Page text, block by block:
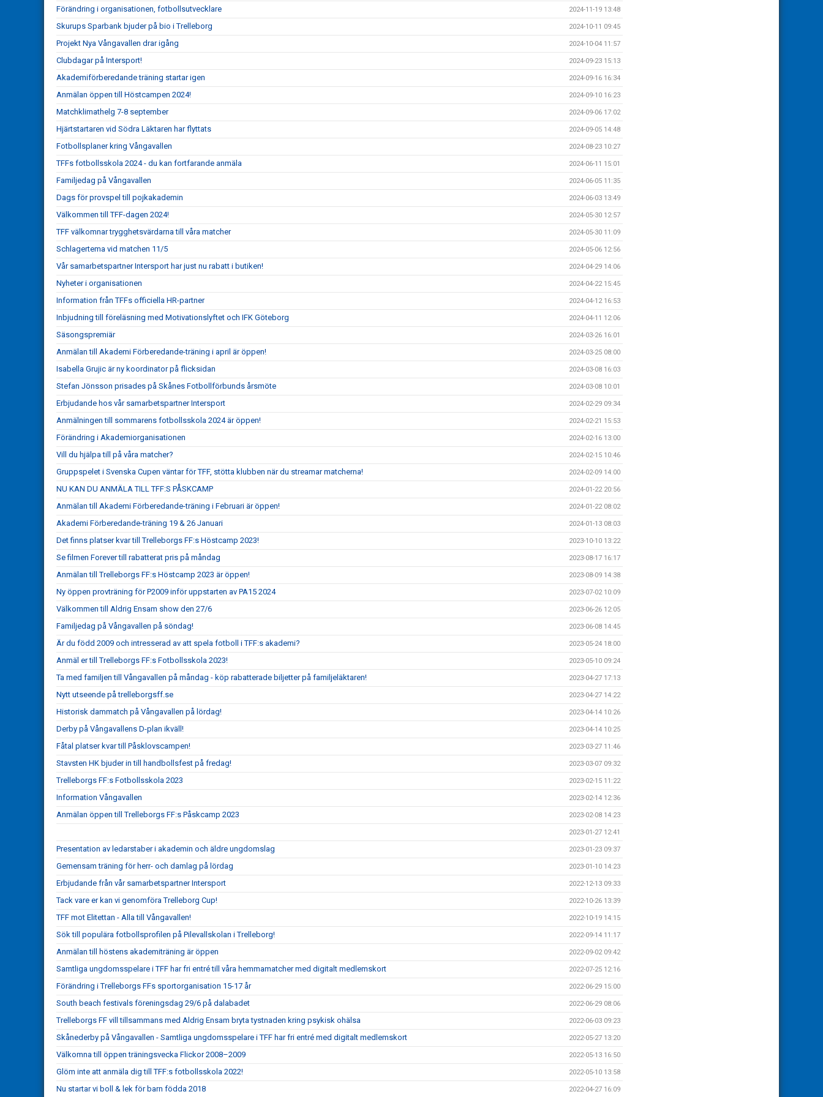
Förändring i organisationen, fotbollsutvecklare 2024-11-19 13:48
Skurups Sparbank bjuder på bio i Trelleborg 2024-10-11 09:45
Projekt Nya Vångavallen drar igång 2024-10-04 11:57
Clubdagar på Intersport! 2024-09-23 15:13
Akademiförberedande träning startar igen 2024-09-16 16:34
Anmälan öppen till Höstcampen 2024! 2024-09-10 16:23
Matchklimathelg 7-8 september 2024-09-06 17:02
Hjärtstartaren vid Södra Läktaren har flyttats 2024-09-05 14:48
Fotbollsplaner kring Vångavallen 2024-08-23 10:27
TFFs fotbollsskola 2024 - du kan fortfarande anmäla 2024-06-11 15:01
Familjedag på Vångavallen 2024-06-05 11:35
Dags för provspel till pojkakademin 2024-06-03 13:49
Välkommen till TFF-dagen 2024! 2024-05-30 12:57
TFF välkomnar trygghetsvärdarna till våra matcher 2024-05-30 11:09
Schlagertema vid matchen 11/5 2024-05-06 12:56
Vår samarbetspartner Intersport har just nu rabatt i butiken! 2024-04-29 14:06
Nyheter i organisationen 2024-04-22 15:45
Information från TFFs officiella HR-partner 2024-04-12 16:53
Inbjudning till föreläsning med Motivationslyftet och IFK Göteborg 2024-04-11 12:06
Säsongspremiär 2024-03-26 16:01
Anmälan till Akademi Förberedande-träning i april är öppen! 2024-03-25 08:00
Isabella Grujic är ny koordinator på flicksidan 2024-03-08 16:03
Stefan Jönsson prisades på Skånes Fotbollförbunds årsmöte 2024-03-08 10:01
Erbjudande hos vår samarbetspartner Intersport 2024-02-29 09:34
Anmälningen till sommarens fotbollsskola 2024 är öppen! 2024-02-21 15:53
Förändring i Akademiorganisationen 2024-02-16 13:00
Vill du hjälpa till på våra matcher? 2024-02-15 10:46
Gruppspelet i Svenska Cupen väntar för TFF, stötta klubben när du streamar matcherna! 2024-02-09 14:00
NU KAN DU ANMÄLA TILL TFF:S PÅSKCAMP 2024-01-22 20:56
Anmälan till Akademi Förberedande-träning i Februari är öppen! 2024-01-22 08:02
Akademi Förberedande-träning 19 & 26 Januari 2024-01-13 08:03
Det finns platser kvar till Trelleborgs FF:s Höstcamp 2023! 2023-10-10 13:22
Se filmen Forever till rabatterat pris på måndag 2023-08-17 16:17
Anmälan till Trelleborgs FF:s Höstcamp 2023 är öppen! 2023-08-09 14:38
Ny öppen provträning för P2009 inför uppstarten av PA15 2024 2023-07-02 10:09
Välkommen till Aldrig Ensam show den 27/6 2023-06-26 12:05
Familjedag på Vångavallen på söndag! 2023-06-08 14:45
Är du född 2009 och intresserad av att spela fotboll i TFF:s akademi? 2023-05-24 18:00
Anmäl er till Trelleborgs FF:s Fotbollsskola 2023! 2023-05-10 09:24
Ta med familjen till Vångavallen på måndag - köp rabatterade biljetter på familjeläktaren! 2023-04-27 17:13
Nytt utseende på trelleborgsff.se 2023-04-27 14:22
Historisk dammatch på Vångavallen på lördag! 2023-04-14 10:26
Derby på Vångavallens D-plan ikväll! 2023-04-14 10:25
Fåtal platser kvar till Påsklovscampen! 2023-03-27 11:46
Stavsten HK bjuder in till handbollsfest på fredag! 2023-03-07 09:32
Trelleborgs FF:s Fotbollsskola 2023 2023-02-15 11:22
Information Vångavallen 2023-02-14 12:36
Anmälan öppen till Trelleborgs FF:s Påskcamp 2023 2023-02-08 14:23
2023-01-27 12:41
Presentation av ledarstaber i akademin och äldre ungdomslag 2023-01-23 09:37
Gemensam träning för herr- och damlag på lördag 2023-01-10 14:23
Erbjudande från vår samarbetspartner Intersport 2022-12-13 09:33
Tack vare er kan vi genomföra Trelleborg Cup! 2022-10-26 13:39
TFF mot Elitettan - Alla till Vångavallen! 2022-10-19 14:15
Sök till populära fotbollsprofilen på Pilevallskolan i Trelleborg! 2022-09-14 11:17
Anmälan till höstens akademiträning är öppen 2022-09-02 09:42
Samtliga ungdomsspelare i TFF har fri entré till våra hemmamatcher med digitalt medlemskort 2022-07-25 12:16
Förändring i Trelleborgs FFs sportorganisation 15-17 år 2022-06-29 15:00
South beach festivals föreningsdag 29/6 på dalabadet 2022-06-29 08:06
Trelleborgs FF vill tillsammans med Aldrig Ensam bryta tystnaden kring psykisk ohälsa 2022-06-03 09:23
Skånederby på Vångavallen - Samtliga ungdomsspelare i TFF har fri entré med digitalt medlemskort 2022-05-27 13:20
Välkomna till öppen träningsvecka Flickor 2008–2009 2022-05-13 16:50
Glöm inte att anmäla dig till TFF:s fotbollsskola 2022! 2022-05-10 13:58
Nu startar vi boll & lek för barn födda 2018 2022-04-27 16:09